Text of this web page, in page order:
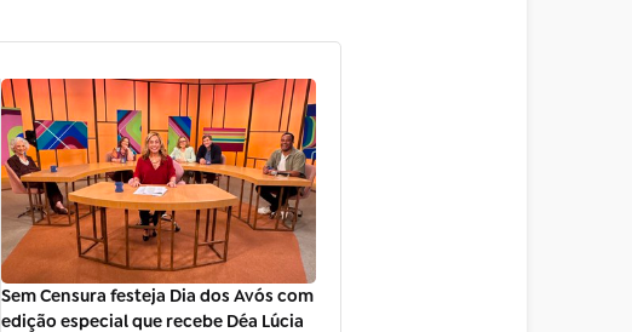
Sem Censura festeja Dia dos Avós com
edição especial que recebe Déa Lúcia